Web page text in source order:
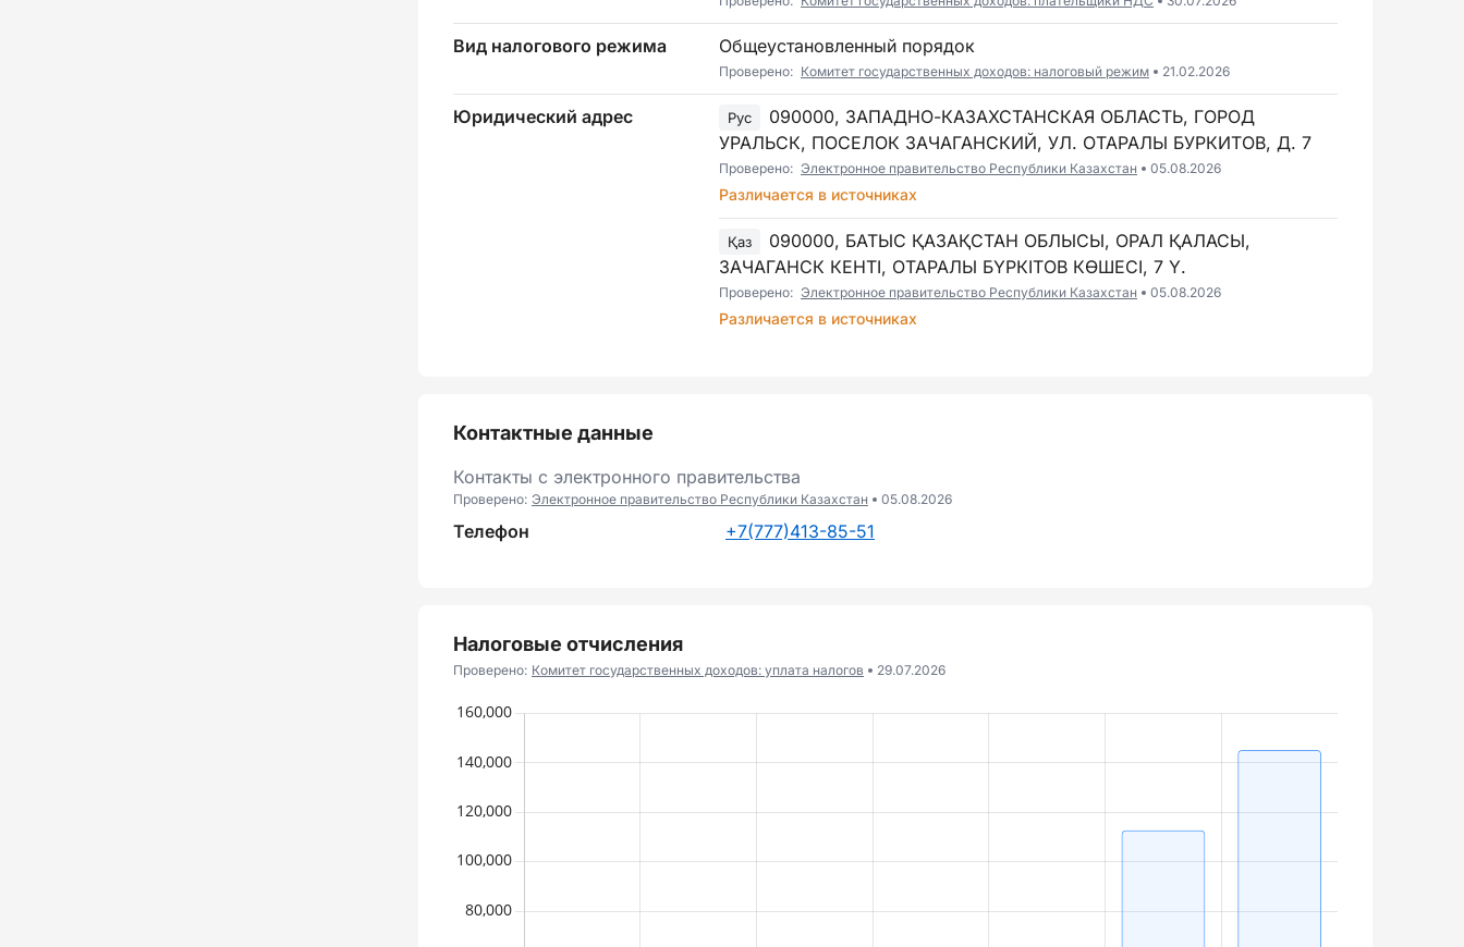
Вид налогового режима Общеустановленный порядок
Проверено: Комитет государственных доходов: налоговый режим 21.02.2026
Юридический адрес Рус
090000, ЗАПАДНО-КАЗАХСТАНСКАЯ ОБЛАСТЬ, ГОРОД
УРАЛЬСК, ПОСЕЛОК ЗАЧАГАНСКИЙ, УЛ. ОТАРАЛЫ БУРКИТОВ, Д. 7
Проверено: Электронное правительство Республики Казахстан 05.08.2026
Различается в источниках
Қаз
090000, БАТЫС ҚАЗАҚСТАН ОБЛЫСЫ, ОРАЛ ҚАЛАСЫ,
ЗАЧАГАНСК КЕНТІ, ОТАРАЛЫ БҮРКІТОВ КӨШЕСІ, 7 Ү.
Проверено: Электронное правительство Республики Казахстан 05.08.2026
Различается в источниках
Контактные данные
Контакты с электронного правительства
Проверено: Электронное правительство Республики Казахстан 05.08.2026
Телефон +7(777)413-85-51
Налоговые отчисления
Проверено: Комитет государственных доходов: уплата налогов 29.07.2026